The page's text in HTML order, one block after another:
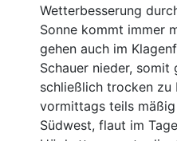
Wetterbesserung
Sonne kommt immer
gehen auch im
Schauer nieder,
schließlich trocken zu
vormittags teils mäßig
Südwest, flaut im